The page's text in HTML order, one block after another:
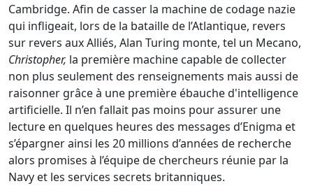
Cambridge. Afin de casser la machine de codage nazie
qui infligeait, lors de la bataille de l’Atlantique, revers
sur revers aux Alliés, Alan Turing monte, tel un Mecano,
Christopher, la première machine capable de collecter
non plus seulement des renseignements mais aussi de
raisonner grâce à une première ébauche d'intelligence
artificielle. Il n’en fallait pas moins pour assurer une
lecture en quelques heures des messages d’Enigma et
s’épargner ainsi les 20 millions d’années de recherche
alors promises à l’équipe de chercheurs réunie par la
Navy et les services secrets britanniques.